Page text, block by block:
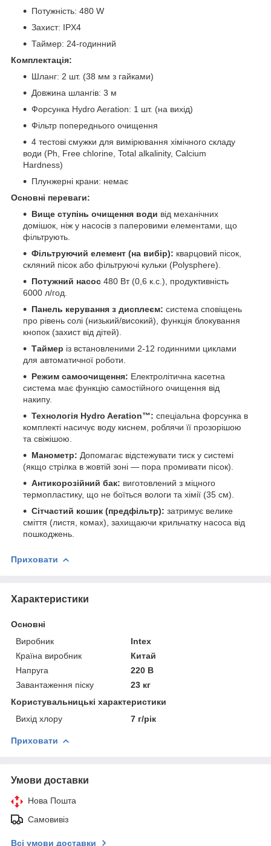
Потужність: 480 W
Захист: IPX4
Таймер: 24-годинний
Комплектація:
Шланг: 2 шт. (38 мм з гайками)
Довжина шлангів: 3 м
Форсунка Hydro Aeration: 1 шт. (на вихід)
Фільтр попереднього очищення
4 тестові смужки для вимірювання хімічного складу
води (Ph, Free chlorine, Total alkalinity, Calcium
Hardness)
Плунжерні крани: немає
Основні переваги:
Вище ступінь очищення води від механічних
домішок, ніж у насосів з паперовими елементами, що
фільтрують.
Фільтруючий елемент (на вибір): кварцовий пісок,
скляний пісок або фільтруючі кульки (Polysphere).
Потужний насос 480 Bт (0,6 к.с.), продуктивність
6000 л/год.
Панель керування з дисплеєм: система сповіщень
про рівень солі (низький/високий), функція блокування
кнопок (захист від дітей).
Таймер із встановленими 2-12 годинними циклами
для автоматичної роботи.
Режим самоочищення: Електролітична касетна
система має функцію самостійного очищення від
накипу.
Технологія Hydro Aeration™: спеціальна форсунка в
комплекті насичує воду киснем, роблячи її прозорішою
та свіжішою.
Манометр: Допомагає відстежувати тиск у системі
(якщо стрілка в жовтій зоні — пора промивати пісок).
Антикорозійний бак: виготовлений з міцного
термопластику, що не боїться вологи та хімії (35 см).
Сітчастий кошик (предфільтр): затримує велике
сміття (листя, комах), захищаючи крильчатку насоса від
пошкоджень.
Приховати
Характеристики
Основні
Виробник
Intex
Країна виробник
Китай
Напруга
220 В
Завантаження піску
23 кг
Користувальницькі характеристики
Вихід хлору
7 г/рік
Приховати
Умови доставки
Нова Пошта
Самовивіз
Всі умови доставки